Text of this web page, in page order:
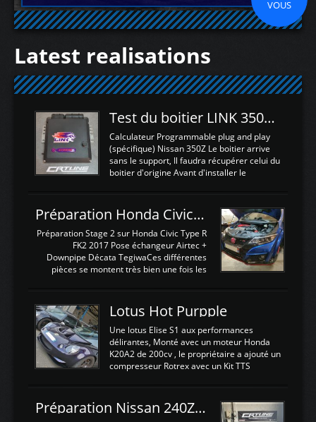
VOUS
Latest realisations
Test du boitier LINK 350Z Plugin ECU
Calculateur Programmable plug and play
(spécifique) Nissan 350Z Le boitier arrive
sans le support, Il faudra récupérer celui du
boitier d'origine Avant d'installer le
d'envoyer l'information de la large bande
dans le boitier. sydney sweeney deepfake
La sortie 0-5V de l'afr sera connectée sur
l'entrée AN Volt 8 et GndAN pour
Analogique, et Volt car l'information est une
tension (Pas une résistance variable d'un
est temps de brancher le ...
Préparation Honda Civic Type R FK2
Préparation Stage 2 sur Honda Civic Type R
FK2 2017 Pose échangeur Airtec +
Downpipe Décata TegiwaCes différentes
pièces se montent très bien une fois les
légere découpe du plastique inferieur,
negénant en rien la structure ou le
fonctionnement du fond plat. Une
reprogrammation Stage 2 est faite sur le
calculateur d'origine. Une alternative
économique au passage sur Hondata
d'origine 310cv et 400Nn , Une fois
reprogrammé et les ...
Lotus Hot Purpple
Une lotus Elise S1 aux performances
délirantes, Monté avec un moteur Honda
K20A2 de 200cv , le propriétaire a ajouté un
compresseur Rotrex avec un Kit TTS
d'augmenter la puissance de son moteur:
un watercooler a été ajouté. 300Cv sans
Préparation Nissan 240Z SR20DET